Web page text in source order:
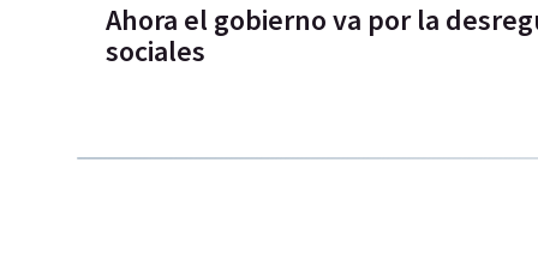
Ahora el gobierno va por la
sociales